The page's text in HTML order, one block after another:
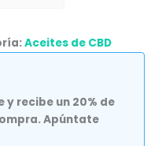
Aceites de CBD
y recibe un 20% de
Apúntate